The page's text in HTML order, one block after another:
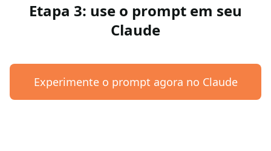
Etapa 3: use o prompt em seu
Claude
Experimente o prompt agora no Claude